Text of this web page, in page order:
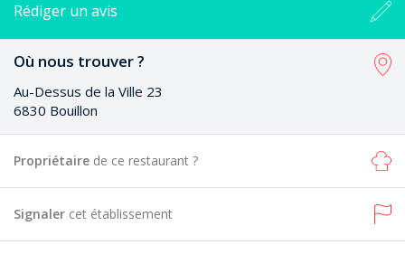
Rédiger un avis
Où nous trouver ?
Au-Dessus de la Ville 23
6830 Bouillon
Propriétaire de ce restaurant ?
Signaler cet établissement